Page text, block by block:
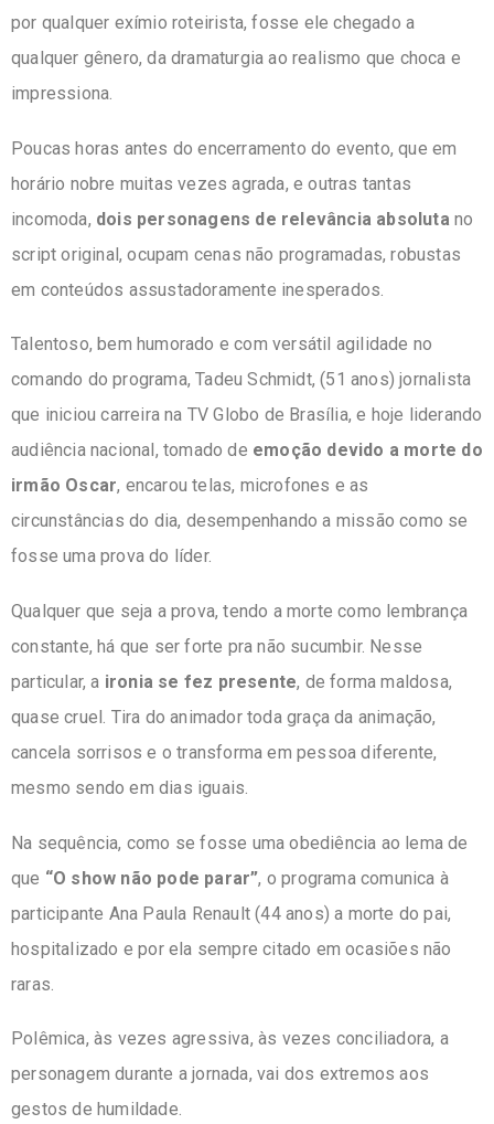
por qualquer exímio roteirista, fosse ele chegado a
qualquer gênero, da dramaturgia ao realismo que choca e
impressiona.
Poucas horas antes do encerramento do evento, que em
horário nobre muitas vezes agrada, e outras tantas
incomoda, dois personagens de relevância absolutano
script original, ocupam cenas não programadas, robustas
em conteúdos assustadoramente inesperados.
Talentoso, bem humorado e com versátil agilidade no
comando do programa, Tadeu Schmidt, (51 anos) jornalista
que iniciou carreira na TV Globo de Brasília, e hoje liderando
audiência nacional, tomado de emoção devido a morte do
irmão Oscar, encarou telas, microfones e as
circunstâncias do dia, desempenhando a missão como se
fosse uma prova do líder.
Qualquer que seja a prova, tendo a morte como lembrança
constante, há que ser forte pra não sucumbir. Nesse
particular, a ironia se fez presente, de forma maldosa,
quase cruel. Tira do animador toda graça da animação,
cancela sorrisos e o transforma em pessoa diferente,
mesmo sendo em dias iguais.
Na sequência, como se fosse uma obediência ao lema de
que “O show não pode parar”, o programa comunica à
participante Ana Paula Renault (44 anos) a morte do pai,
hospitalizado e por ela sempre citado em ocasiões não
raras.
Polêmica, às vezes agressiva, às vezes conciliadora, a
personagem durante a jornada, vai dos extremos aos
gestos de humildade.